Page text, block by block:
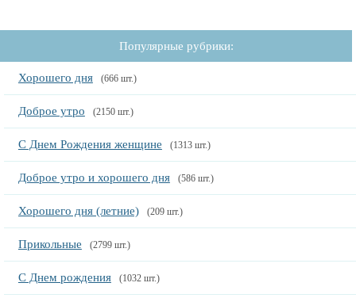
Популярные рубрики:
Хорошего дня (666 шт.)
Доброе утро (2150 шт.)
С Днем Рождения женщине (1313 шт.)
Доброе утро и хорошего дня (586 шт.)
Хорошего дня (летние) (209 шт.)
Прикольные (2799 шт.)
С Днем рождения (1032 шт.)